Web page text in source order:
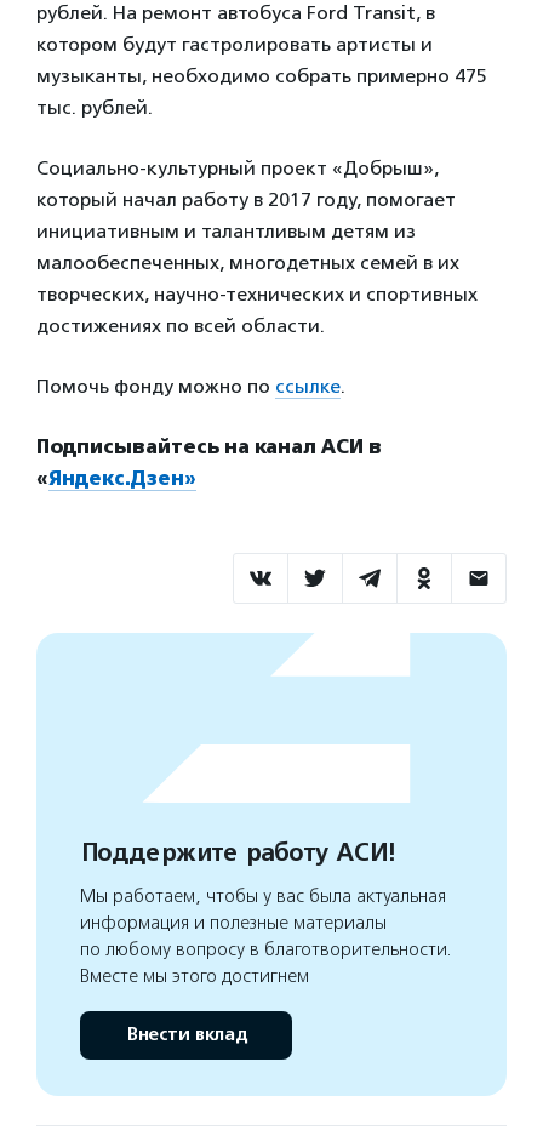
рублей. На ремонт автобуса Ford Transit, в
котором будут гастролировать артисты и
музыканты, необходимо собрать примерно 475
тыс. рублей.
Социально-культурный проект «Добрыш»,
который начал работу в 2017 году, помогает
инициативным и талантливым детям из
малообеспеченных, многодетных семей в их
творческих, научно-технических и спортивных
достижениях по всей области.
Помочь фонду можно по ссылке.
Подписывайтесь на канал АСИ в
«Яндекс.Дзен»
Поддержите работу АСИ!
Мы работаем, чтобы у вас была актуальная
информация и полезные материалы
по любому вопросу в благотворительности.
Вместе мы этого достигнем
Внести вклад